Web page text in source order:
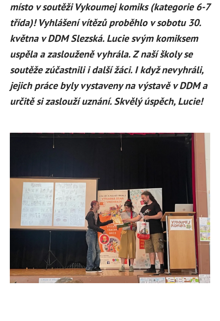
místo v soutěži Vykoumej komiks (kategorie 6-7
třída)! Vyhlášení vítězů proběhlo v sobotu 30.
května v DDM Slezská. Lucie svým komiksem
uspěla a zaslouženě vyhrála. Z naší školy se
soutěže zúčastnili i další žáci. I když nevyhráli,
jejich práce byly vystaveny na výstavě v DDM a
určitě si zaslouží uznání. Skvělý úspěch, Lucie!